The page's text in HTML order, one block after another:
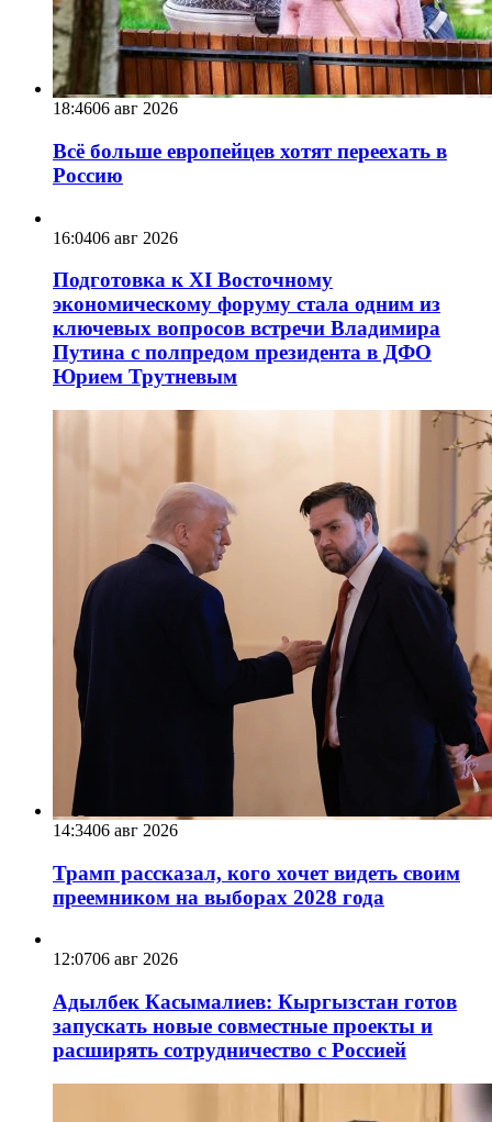
18:4606 авг 2026
Всё больше европейцев хотят переехать в
Россию
16:0406 авг 2026
Подготовка к XI Восточному
экономическому форуму стала одним из
ключевых вопросов встречи Владимира
Путина с полпредом президента в ДФО
Юрием Трутневым
14:3406 авг 2026
Трамп рассказал, кого хочет видеть своим
преемником на выборах 2028 года
12:0706 авг 2026
Адылбек Касымалиев: Кыргызстан готов
запускать новые совместные проекты и
расширять сотрудничество с Россией